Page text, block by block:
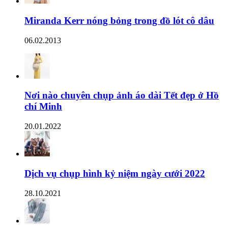
Miranda Kerr nóng bỏng trong đồ lót cô dâu
06.02.2013
Nơi nào chuyên chụp ảnh áo dài Tết đẹp ở Hồ
chí Minh
20.01.2022
Dịch vụ chụp hình kỷ niệm ngày cưới 2022
28.10.2021